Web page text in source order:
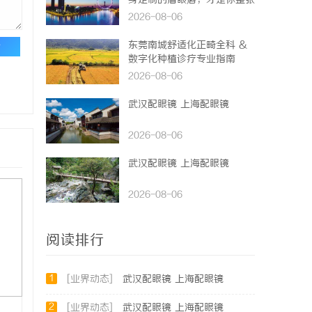
脸的点睛之笔！淡颜系女生的
2026-08-06
东莞南城舒适化正畸全科 &
数字化种植诊疗专业指南
2026-08-06
武汉配眼镜 上海配眼镜
2026-08-06
武汉配眼镜 上海配眼镜
2026-08-06
阅读排行
1 [业界动态] 武汉配眼镜 上海配眼镜
2 [业界动态] 武汉配眼镜 上海配眼镜